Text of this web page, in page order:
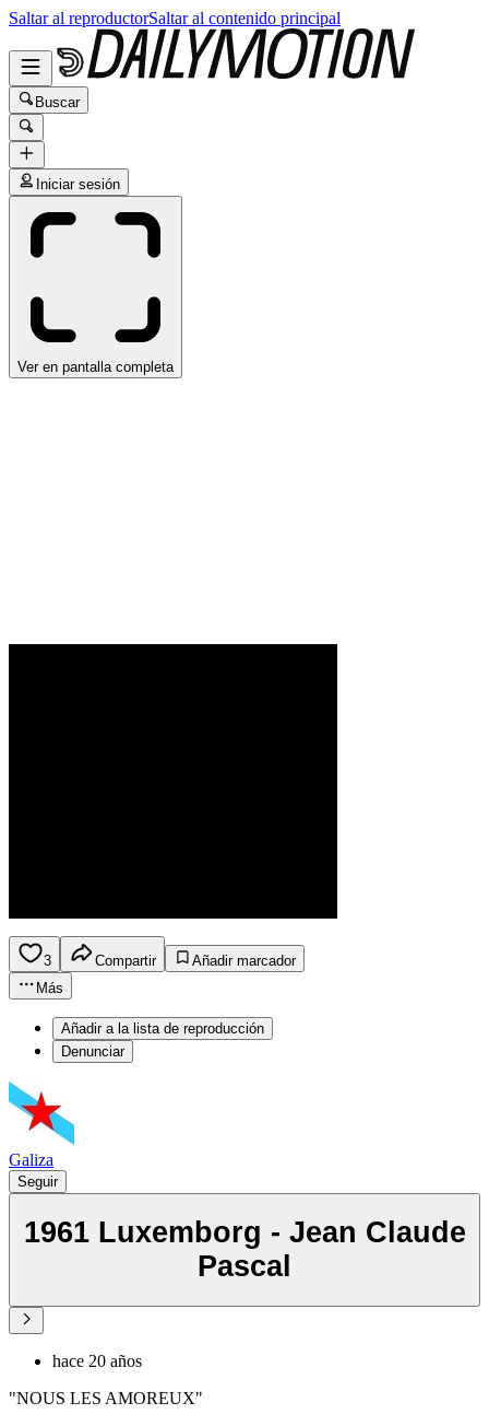
Saltar al reproductorSaltar al contenido principal
Buscar
Iniciar sesión
Ver en pantalla completa
3 Compartir
Añadir marcador
Más
Añadir a la lista de reproducción
Denunciar
Galiza
Seguir
1961 Luxemborg - Jean Claude
Pascal
hace 20 años
"NOUS LES AMOREUX"